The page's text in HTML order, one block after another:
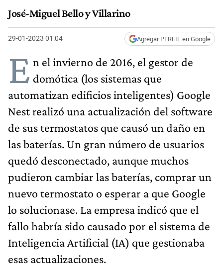
José-Miguel Bello y Villarino
29-01-2023 01:04 Agregar PERFIL en Google
E n el invierno de 2016, el gestor de
domótica (los sistemas que
automatizan edificios inteligentes) Google
Nest realizó una actualización del software
de sus termostatos que causó un daño en
las baterías. Un gran número de usuarios
quedó desconectado, aunque muchos
pudieron cambiar las baterías, comprar un
nuevo termostato o esperar a que Google
lo solucionase. La empresa indicó que el
fallo habría sido causado por el sistema de
Inteligencia Artificial (IA) que gestionaba
esas actualizaciones.